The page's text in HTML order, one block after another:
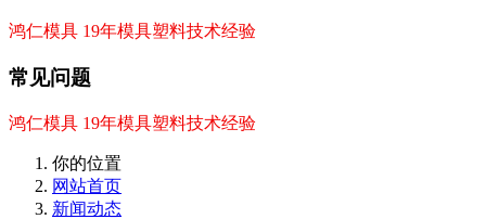
鸿仁模具 19年模具塑料技术经验
常见问题
鸿仁模具 19年模具塑料技术经验
你的位置
网站首页
新闻动态